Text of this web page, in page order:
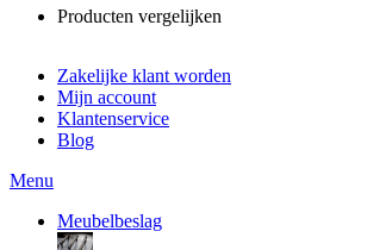
Producten vergelijken
Zakelijke klant worden
Mijn account
Klantenservice
Blog
Menu
Meubelbeslag